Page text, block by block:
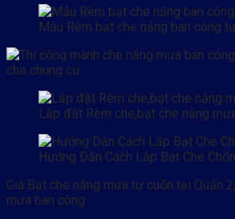
Mẫu Rèm bạt che nắng ban công
Lắp đặt Rèm che,bạt che nắng
Hướng Dẫn Cách Lắp Bạt Che
Giá Bạt che nắng mưa tự cuốn tại Quận
mưa ban công